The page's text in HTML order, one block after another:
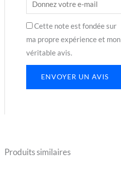
Cette note est fondée sur
ma propre expérience et mon
véritable avis.
ENVOYER UN AVIS
Produits similaires